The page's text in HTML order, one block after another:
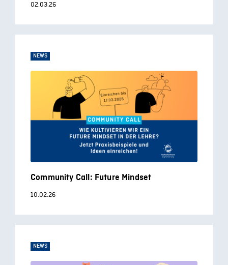
02.03.26
NEWS
Community Call: Future Mindset
10.02.26
NEWS